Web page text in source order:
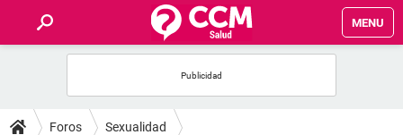
MENU
FOROS
Foros Sexualidad